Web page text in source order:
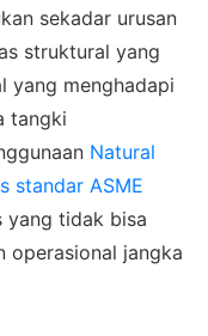
sekadar urusan
struktural yang
yang menghadapi
tangki
Natural
standar ASME
yang tidak bisa
operasional jangka